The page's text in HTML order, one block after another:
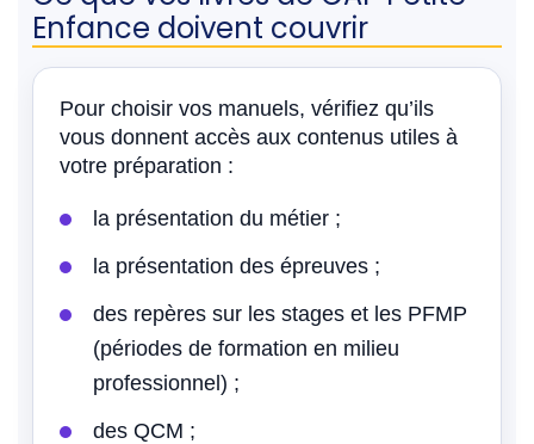
Enfance doivent couvrir
Pour choisir vos manuels, vérifiez qu’ils
vous donnent accès aux contenus utiles à
votre préparation :
la présentation du métier ;
la présentation des épreuves ;
des repères sur les stages et les PFMP
(périodes de formation en milieu
professionnel) ;
des QCM ;